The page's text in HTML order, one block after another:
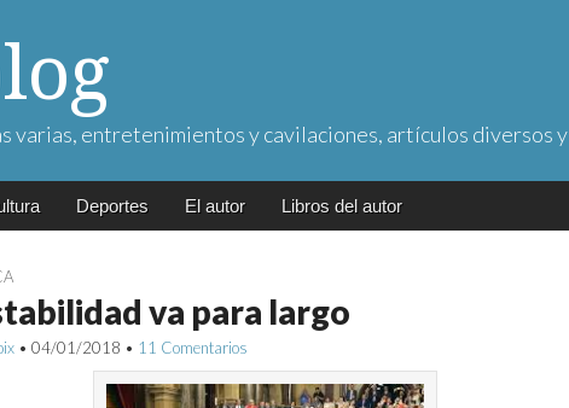
varias, entretenimientos y cavilaciones, artículos diversos
Deportes El autor Libros del autor
va para largo
• 04/01/2018 • 11 Comentarios